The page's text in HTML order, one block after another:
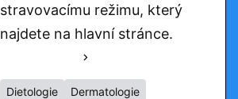
stravovacímu režimu, který
najdete na hlavní stránce.
Dietologie
Dermatologie